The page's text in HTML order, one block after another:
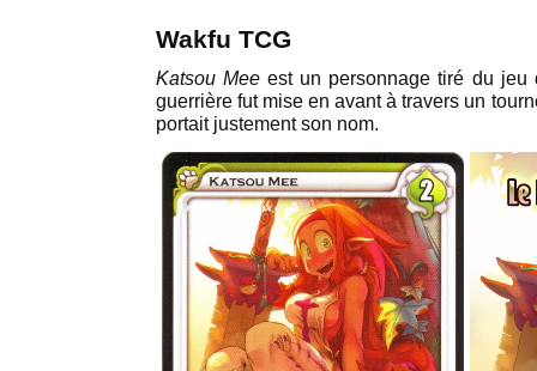
Wakfu TCG
Katsou Mee est un personnage tiré du
guerrière fut mise en avant à travers un
portait justement son nom.